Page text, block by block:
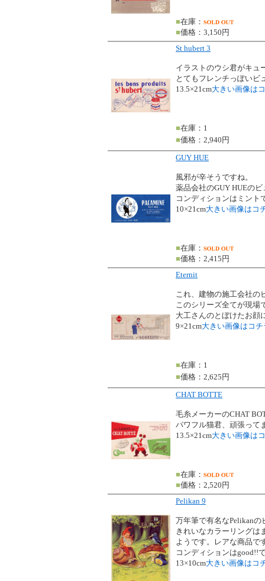
■在庫：
■価格：3,150円
St hubert 3
イラストのウシ君がキュ
とてもフレンチっぽいビ
13.5×21cm大きい画像は
■在庫：1
■価格：2,940円
GUY HUE
風邪が辛そうですね。
薬品会社のGUY HUEの
コンディションはミント
10×21cm大きい画像はコ
■在庫：
■価格：2,415円
Eternit
これ、建物の施工会社の
このシリーズ全てが現場
大工さんのとぼけたお顔
9×21cm大きい画像はコ
■在庫：1
■価格：2,625円
CHAT BOTTE
毛糸メーカーのCHAT
パワフル猫君、頑張って
13.5×21cm大きい画像は
■在庫：
■価格：2,520円
Pelikan 9
万年筆で有名なPelikanの
きれいなカラーリングは
ようです。レアな商品で
コンディションはgood!!
13×10cm大きい画像はコ